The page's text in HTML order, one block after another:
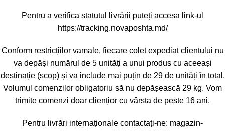
Pentru a verifica statutul livrării puteți accesa link-ul
https://tracking.novaposhta.md/
Conform restricțiilor vamale, fiecare colet expediat clientului nu
va depăși numărul de 5 unități a unui produs cu aceeași
destinație (scop) și va include mai puțin de 29 de unități în total.
Volumul comenzilor obligatoriu să nu depășească 29 kg. Vom
trimite comenzi doar cliențior cu vârsta de peste 16 ani.
Pentru livrări internaționale contactați-ne: magazin-